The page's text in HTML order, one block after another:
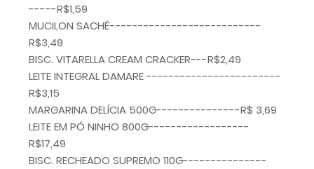
-----R$1,59
MUCILON SACHÊ---------------------------
R$3,49
BISC. VITARELLA CREAM CRACKER---R$2,49
LEITE INTEGRAL DAMARE ------------------------
R$3,15
MARGARINA DELÍCIA 500G---------------R$ 3,69
LEITE EM PÓ NINHO 800G------------------
R$17,49
BISC. RECHEADO SUPREMO 110G---------------